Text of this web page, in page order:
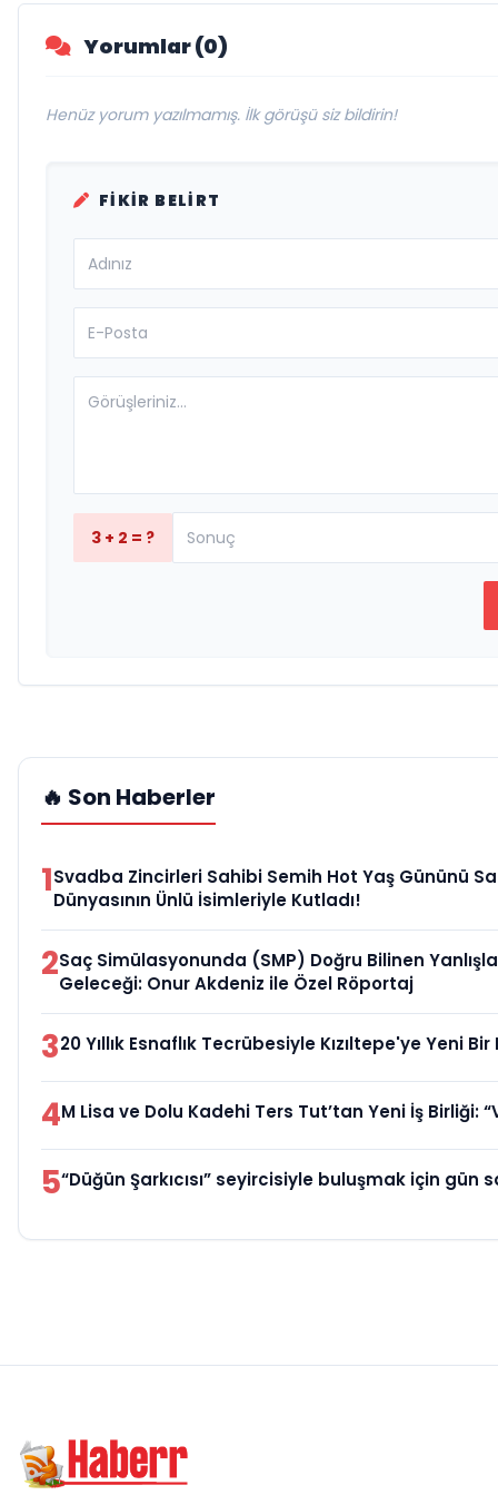
Yorumlar (0)
Henüz yorum yazılmamış. İlk görüşü siz bildirin!
FIKIR BELIRT
3 + 2 = ?
🔥 Son Haberler
1Svadba Zincirleri Sahibi Semih Hot Yaş Gününü
Dünyasının Ünlü İsimleriyle Kutladı!
2Saç Simülasyonunda (SMP) Doğru Bilinen
Geleceği: Onur Akdeniz ile Özel Röportaj
320 Yıllık Esnaflık Tecrübesiyle Kızıltepe'ye Yeni
4M Lisa ve Dolu Kadehi Ters Tut’tan Yeni İş Birliği:
5“Düğün Şarkıcısı” seyircisiyle buluşmak için gün